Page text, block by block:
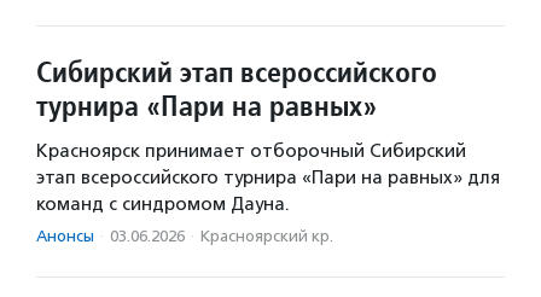
Сибирский этап всероссийского
турнира «Пари на равных»
Красноярск принимает отборочный Сибирский
этап всероссийского турнира «Пари на равных» для
команд с синдромом Дауна.
Анонсы · 03.06.2026 · Красноярский кр.